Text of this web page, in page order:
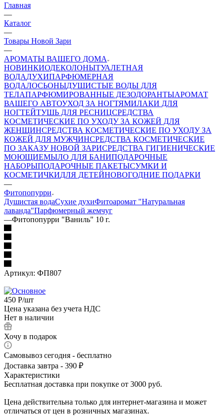
Главная
—
Каталог
—
Товары Новой Зари
—
АРОМАТЫ ВАШЕГО ДОМА
НОВИНКИОДЕКОЛОНЫТУАЛЕТНАЯ
ВОДАДУХИПАРФЮМЕРНАЯ
ВОДАЛОСЬОНЫДУШИСТЫЕ ВОДЫ ДЛЯ
ТЕЛАПАРФЮМИРОВАННЫЕ ДЕЗОДОРАНТЫАРОМАТ
ВАШЕГО АВТОУХОД ЗА НОГТЯМИЛАКИ ДЛЯ
НОГТЕЙТУШЬ ДЛЯ РЕСНИЦСРЕДСТВА
КОСМЕТИЧЕСКИЕ ПО УХОДУ ЗА КОЖЕЙ ДЛЯ
ЖЕНЩИНСРЕДСТВА КОСМЕТИЧЕСКИЕ ПО УХОДУ ЗА
КОЖЕЙ ДЛЯ МУЖЧИНСРЕДСТВА КОСМЕТИЧЕСКИЕ
ПО ЗАКАЗУ НОВОЙ ЗАРИСРЕДСТВА ГИГИЕНИЧЕСКИЕ
МОЮЩИЕМЫЛО ДЛЯ БАНИПОДАРОЧНЫЕ
НАБОРЫПОДАРОЧНЫЕ ПАКЕТЫСУМКИ И
КОСМЕТИЧКИДЛЯ ДЕТЕЙНОВОГОДНИЕ ПОДАРКИ
—
Фитопопурри
Душистая водаСухие духиФитоаромат "Натуральная
лаванда"Парфюмерный жемчуг
—Фитопопурри "Ваниль" 10 г.
Артикул: ФП807
450 Р/шт
Цена указана без учета НДС
Нет в наличии
Хочу в подарок
Самовывоз сегодня - бесплатно
Доставка завтра - 390 ₽
Характеристики
Бесплатная доставка при покупке от 3000 руб.
Цена действительна только для интернет-магазина и может
отличаться от цен в розничных магазинах.